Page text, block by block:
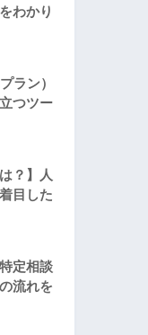
わかり
ラン）
つツー
？】人
目した
定相談
流れを